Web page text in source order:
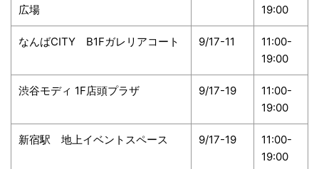
広場
19:00
なんばCITY B1Fガレリアコート 9/17-11
11:00-
19:00
渋谷モディ 1F店頭プラザ 9/17-19
11:00-
19:00
新宿駅 地上イベントスペース 9/17-19
11:00-
19:00